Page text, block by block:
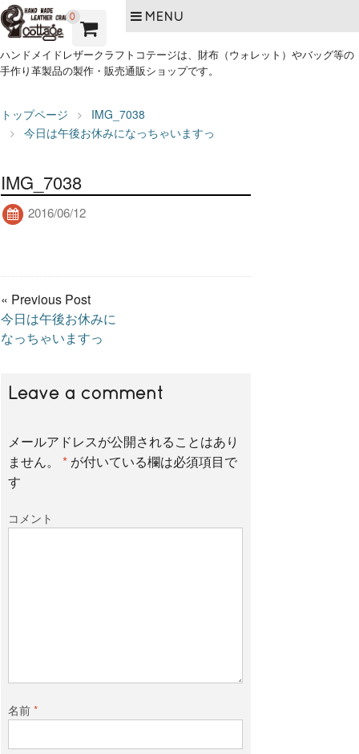
0 MENU
ハンドメイドレザークラフトコテージは、財布（ウォレット）やバッグ等の
手作り革製品の製作・販売通販ショップです。
トップページ
IMG_7038
今日は午後お休みになっちゃいますっ
IMG_7038
2016/06/12
« Previous Post
今日は午後お休みに
なっちゃいますっ
Leave a comment
メールアドレスが公開されることはあり
ません。
* が付いている欄は必須項目で
す
コメント
名前*